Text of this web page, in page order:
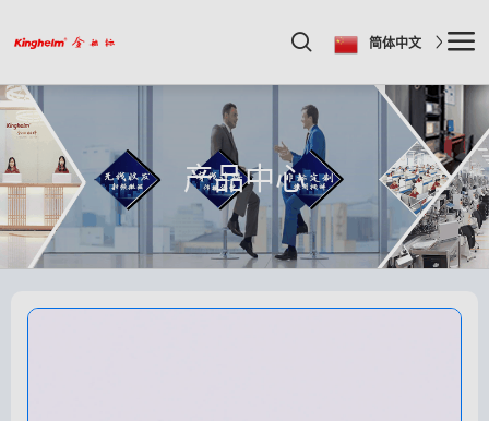
简体中文
产品中心